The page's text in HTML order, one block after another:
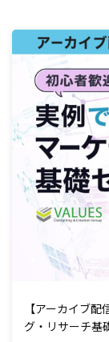
【アーカイブ
グ・リサーチ基